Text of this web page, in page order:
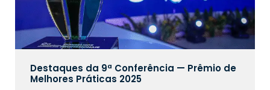
Destaques da 9ª Conferência — Prêmio de
Melhores Práticas 2025